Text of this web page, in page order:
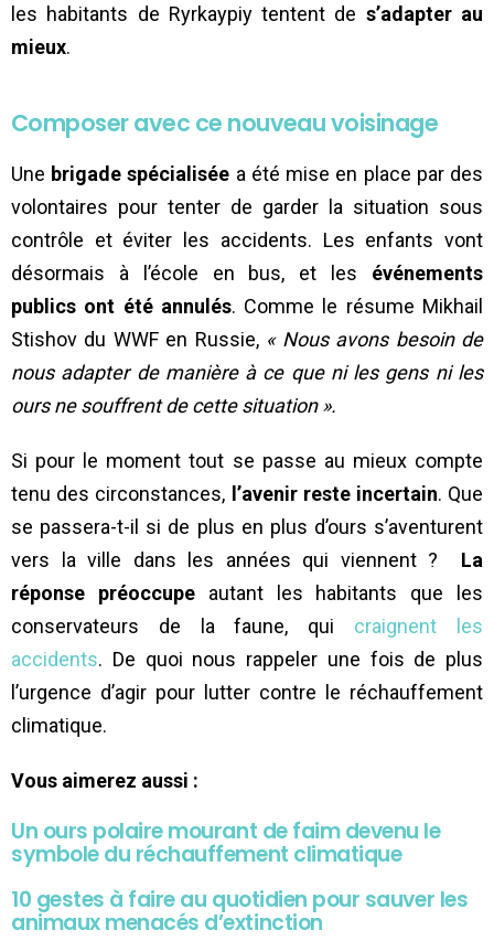
les habitants de Ryrkaypiy tentent de s’adapter au
mieux.
Composer avec ce nouveau voisinage
Une brigade spécialisée a été mise en place par des
volontaires pour tenter de garder la situation sous
contrôle et éviter les accidents. Les enfants vont
désormais à l’école en bus, et les événements
publics ont été annulés. Comme le résume Mikhail
Stishov du WWF en Russie, « Nous avons besoin de
nous adapter de manière à ce que ni les gens ni les
ours ne souffrent de cette situation ».
Si pour le moment tout se passe au mieux compte
tenu des circonstances, l’avenir reste incertain. Que
se passera-t-il si de plus en plus d’ours s’aventurent
vers la ville dans les années qui viennent ? La
réponse préoccupeautant les habitants que les
conservateurs de la faune, qui craignent les
accidents. De quoi nous rappeler une fois de plus
l’urgence d’agir pour lutter contre le réchauffement
climatique.
Vous aimerez aussi :
Un ours polaire mourant de faim devenu le
symbole du réchauffement climatique
10 gestes à faire au quotidien pour sauver les
animaux menacés d’extinction